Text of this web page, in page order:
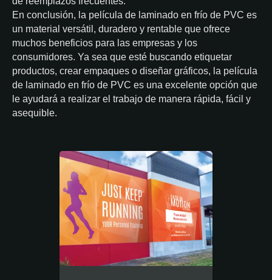
En conclusión, la película de laminado en frío de PVC es
un material versátil, duradero y rentable que ofrece
muchos beneficios para las empresas y los
consumidores. Ya sea que esté buscando etiquetar
productos, crear empaques o diseñar gráficos, la película
de laminado en frío de PVC es una excelente opción que
le ayudará a realizar el trabajo de manera rápida, fácil y
asequible.